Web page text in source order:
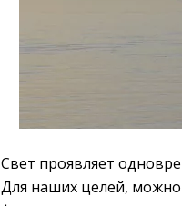
Свет проявляет
Для наших целей, можно